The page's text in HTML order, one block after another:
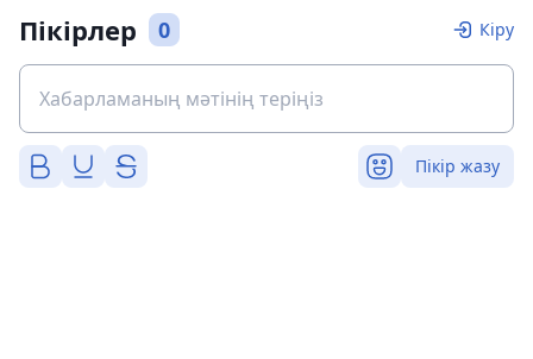
Пікірлер 0 Кіру
Пікір жазу